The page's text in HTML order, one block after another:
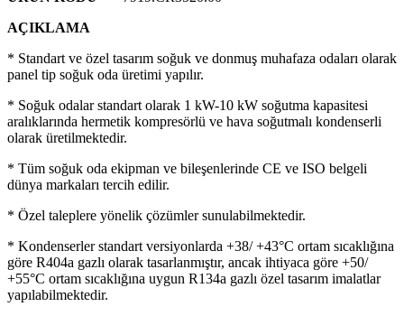
AÇIKLAMA
* Standart ve özel tasarım soğuk ve donmuş muhafaza odaları olarak
panel tip soğuk oda üretimi yapılır.
* Soğuk odalar standart olarak 1 kW-10 kW soğutma kapasitesi
aralıklarında hermetik kompresörlü ve hava soğutmalı kondenserli
olarak üretilmektedir.
* Tüm soğuk oda ekipman ve bileşenlerinde CE ve ISO belgeli
dünya markaları tercih edilir.
* Özel taleplere yönelik çözümler sunulabilmektedir.
* Kondenserler standart versiyonlarda +38/ +43°C ortam sıcaklığına
göre R404a gazlı olarak tasarlanmıştır, ancak ihtiyaca göre +50/
+55°C ortam sıcaklığına uygun R134a gazlı özel tasarım imalatlar
yapılabilmektedir.